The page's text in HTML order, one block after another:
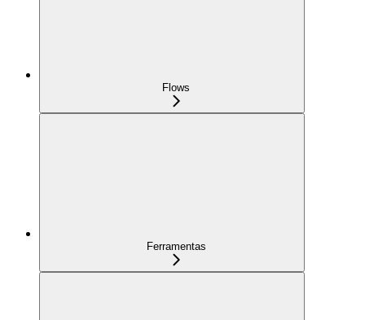
Flows
Ferramentas